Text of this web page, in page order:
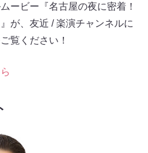
ービー『名古屋の夜に密着！
が、友近 / 楽演チャンネルに
覧ください！